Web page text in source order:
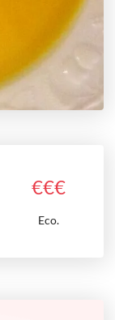
€€€
Eco.